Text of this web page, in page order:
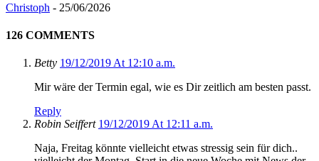
Christoph - 25/06/2026
126 COMMENTS
Betty 19/12/2019 At 12:10 a.m.
Mir wäre der Termin egal, wie es Dir zeitlich am besten passt.
Reply
Robin Seiffert 19/12/2019 At 12:11 a.m.
Naja, Freitag könnte vielleicht etwas stressig sein für dich..